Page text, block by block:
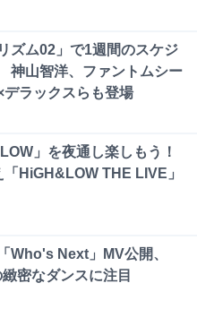
ズム02」で1週間のスケジ
神山智洋、ファントムシー
デラックスらも登場
」を夜通し楽しもう！
HiGH&LOW THE LIVE」
Who's Next」MV公開、
密なダンスに注目